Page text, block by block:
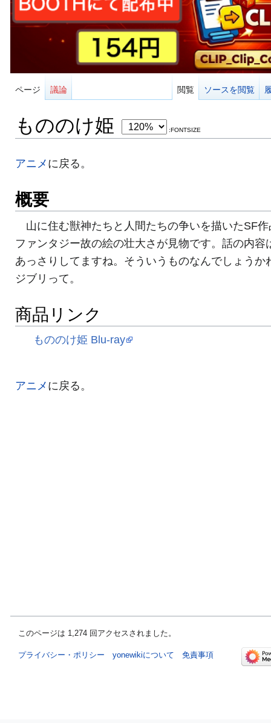
ページ 議論 閲覧 ソースを閲覧
もののけ姫 :FONTSIZE
アニメに戻る。
概要
山に住む獣神たちと人間たちの争いを描いたSF作
ファンタジー故の絵の壮大さが見物です。話の内容
あっさりしてますね。そういうものなんでしょうか
ジブリって。
商品リンク
もののけ姫 Blu-ray
アニメに戻る。
このページは 1,274 回アクセスされました。
プライバシー・ポリシー yonewikiについて 免責事項